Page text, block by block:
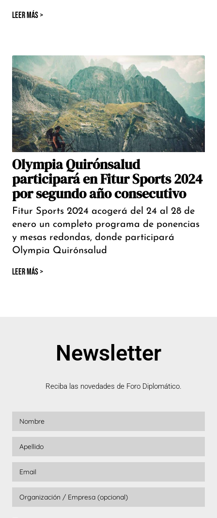
LEER MÁS >
Olympia Quirónsalud
participará en Fitur Sports 2024
por segundo año consecutivo
Fitur Sports 2024 acogerá del 24 al 28 de
enero un completo programa de ponencias
y mesas redondas, donde participará
Olympia Quirónsalud
LEER MÁS >
Newsletter
Reciba las novedades de Foro Diplomático.